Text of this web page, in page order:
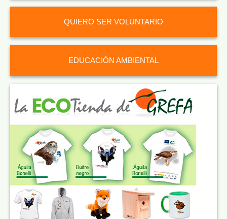
QUIERO SER VOLUNTARIO
EDUCACIÓN AMBIENTAL